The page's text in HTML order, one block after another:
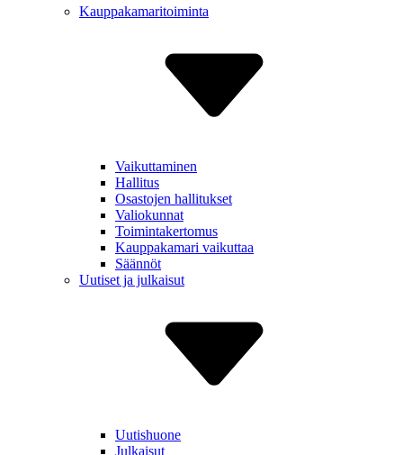
Kauppakamaritoiminta
Vaikut­taminen
Hallitus
Osastojen hallitukset
Valiokunnat
Toiminta­kertomus
Kauppa­kamari vaikuttaa
Säännöt
Uutiset ja julkaisut
Uutishuone
Julkaisut